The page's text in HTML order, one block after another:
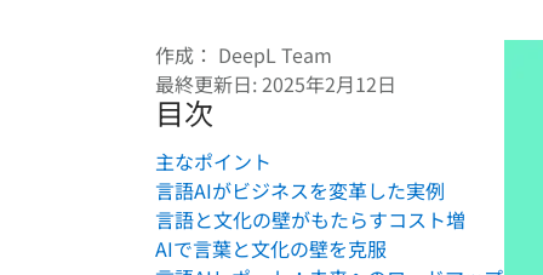
作成： DeepL Team
最終更新日:2025年2月12日
目次
主なポイント
言語AIがビジネスを変革した実例
言語と文化の壁がもたらすコスト増
AIで言葉と文化の壁を克服